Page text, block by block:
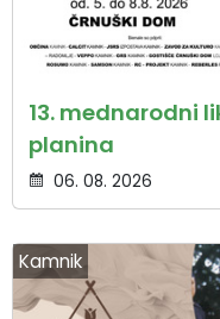
13. mednarodni
planina
06. 08. 2026
Kamnik